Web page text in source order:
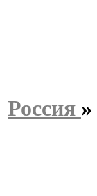
Россия »